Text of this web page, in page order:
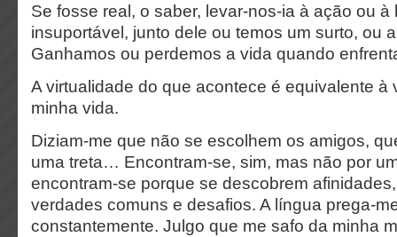
Se fosse real, o saber, levar-nos-ia à ação ou à
insuportável, junto dele ou temos um surto, ou
Ganhamos ou perdemos a vida quando
A virtualidade do que acontece é equivalente à
minha vida.
Diziam-me que não se escolhem os amigos,
uma treta… Encontram-se, sim, mas não por
encontram-se porque se descobrem
verdades comuns e desafios. A língua prega-
constantemente. Julgo que me safo da minha